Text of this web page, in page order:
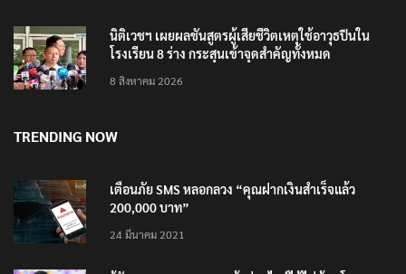
นิติเวชฯ เผยผลชันสูตรผู้เสียชีวิตเหตุใช้อาวุธปืนใน
โรงเรียน 8 ร่าง กระสุนเข้าจุดสำคัญทั้งหมด
8 สิงหาคม 2026
TRENDING NOW
เตือนภัย SMS หลอกลวง “คุณฝากเงินสำเร็จแล้ว
200,000 บาท”
24 มีนาคม 2021